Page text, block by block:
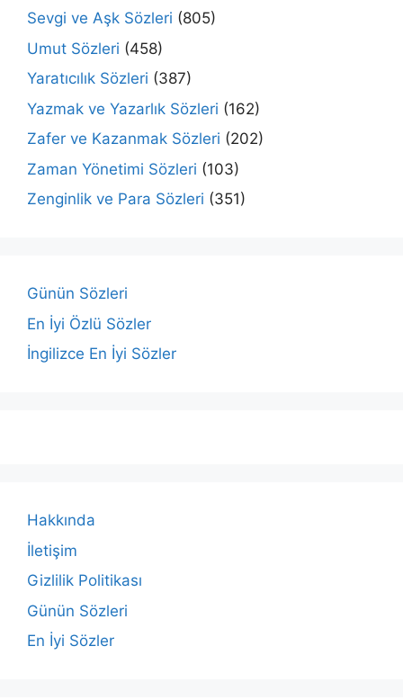
Sevgi ve Aşk Sözleri (805)
Umut Sözleri (458)
Yaratıcılık Sözleri (387)
Yazmak ve Yazarlık Sözleri (162)
Zafer ve Kazanmak Sözleri (202)
Zaman Yönetimi Sözleri (103)
Zenginlik ve Para Sözleri (351)
Günün Sözleri
En İyi Özlü Sözler
İngilizce En İyi Sözler
Hakkında
İletişim
Gizlilik Politikası
Günün Sözleri
En İyi Sözler